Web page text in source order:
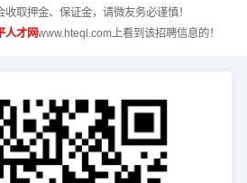
取押金、保证金，请微友务必谨慎！
人才网www.hteql.com上看到该招聘信息的！